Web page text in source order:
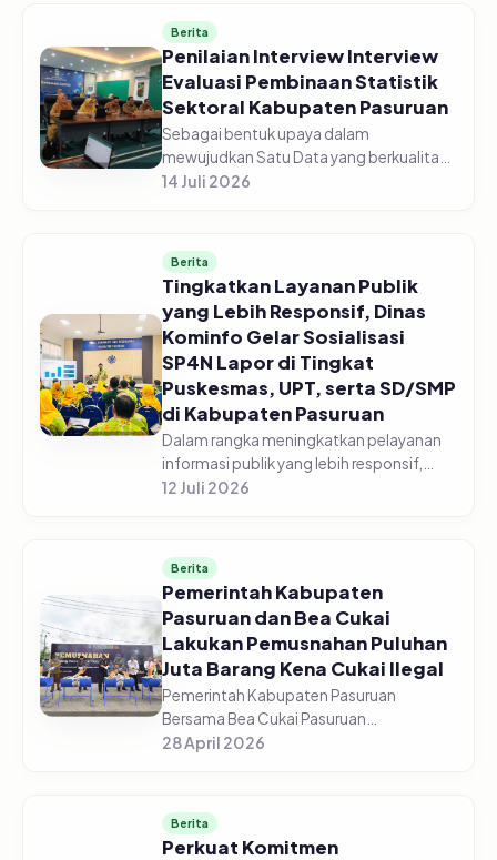
potensi aliran...
Berita
Penilaian Interview Interview
Evaluasi Pembinaan Statistik
Sektoral Kabupaten Pasuruan
Sebagai bentuk upaya dalam
mewujudkan Satu Data yang berkualitas,
Dinas Komunikasi dan Informatika
Statistik Se...
14 Juli 2026
Berita
Tingkatkan Layanan Publik
yang Lebih Responsif, Dinas
Kominfo Gelar Sosialisasi
SP4N Lapor di Tingkat
Puskesmas, UPT, serta SD/SMP
di Kabupaten Pasuruan
Dalam rangka meningkatkan pelayanan
informasi publik yang lebih responsif,
Pemerintah Kabupaten Pasuruan melalui
12 Juli 2026
Berita
Pemerintah Kabupaten
Pasuruan dan Bea Cukai
Lakukan Pemusnahan Puluhan
Juta Barang Kena Cukai Ilegal
Pemerintah Kabupaten Pasuruan
Bersama Bea Cukai Pasuruan
melaksanakan pemusnahan jutaan
27/04/2026. Pemusn...
28 April 2026
Berita
Perkuat Komitmen